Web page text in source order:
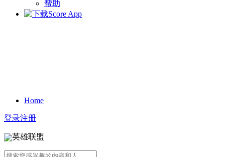
帮助
Home
登录注册
英雄联盟